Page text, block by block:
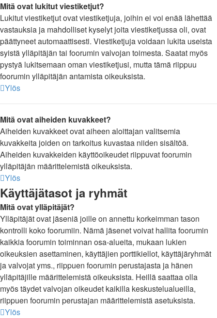
Mitä ovat lukitut viestiketjut?
Lukitut viestiketjut ovat viestiketjuja, joihin ei voi enää lähettää
vastauksia ja mahdolliset kyselyt joita viestiketjussa oli, ovat
päättyneet automaattisesti. Viestiketjuja voidaan lukita useista
syistä ylläpitäjän tai foorumin valvojan toimesta. Saatat myös
pystyä lukitsemaan oman viestiketjusi, mutta tämä riippuu
foorumin ylläpitäjän antamista oikeuksista.
Ylös
Mitä ovat aiheiden kuvakkeet?
Aiheiden kuvakkeet ovat aiheen aloittajan valitsemia
kuvakkeita joiden on tarkoitus kuvastaa niiden sisältöä.
Aiheiden kuvakkeiden käyttöoikeudet riippuvat foorumin
ylläpitäjän määrittelemistä oikeuksista.
Ylös
Käyttäjätasot ja ryhmät
Mitä ovat ylläpitäjät?
Ylläpitäjät ovat jäseniä joille on annettu korkeimman tason
kontrolli koko foorumiin. Nämä jäsenet voivat hallita foorumin
kaikkia foorumin toiminnan osa-alueita, mukaan lukien
oikeuksien asettaminen, käyttäjien porttikiellot, käyttäjäryhmät
ja valvojat yms., riippuen foorumin perustajasta ja hänen
ylläpitäjille määrittelemistä oikeuksista. Heillä saattaa olla
myös täydet valvojan oikeudet kaikilla keskustelualueilla,
riippuen foorumin perustajan määrittelemistä asetuksista.
Ylös